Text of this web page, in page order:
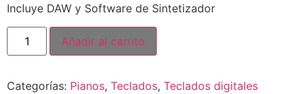
Incluye DAW y Software de Sintetizador
Añadir al carrito
Categorías: Pianos, Teclados, Teclados digitales